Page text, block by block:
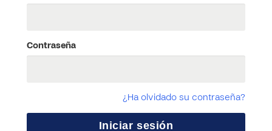
Contraseña
¿Ha olvidado su contraseña?